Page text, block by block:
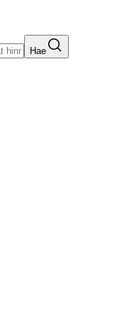
Hae